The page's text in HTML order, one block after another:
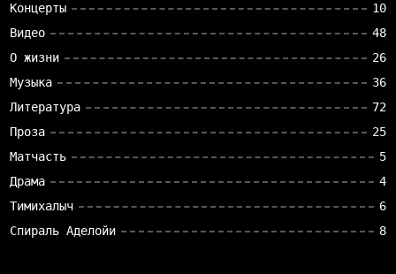
Концерты
10
Видео
48
О жизни
26
Музыка
36
Литература
72
Проза
25
Матчасть
5
Драма
4
Тимихалыч
6
Спираль Аделойи
8